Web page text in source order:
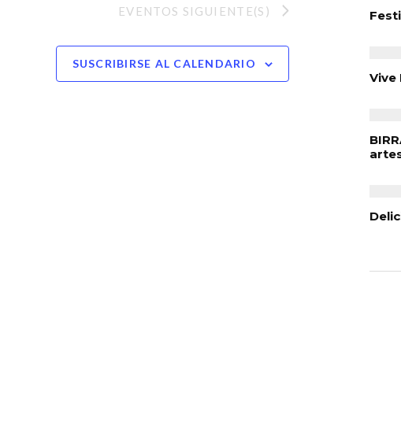
EVENTOS SIGUIENTE(S)
SUSCRIBIRSE AL CALENDARIO
Vive